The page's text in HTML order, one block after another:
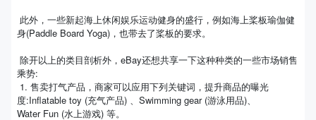
此外，一些新起海上休闲娱乐运动健身的盛行，例如海上桨板瑜伽健
身(Paddle Board Yoga)，也带去了桨板的要求。
除开以上的类目剖析外，eBay还想共享一下这种种类的一些市场销售
乘势:
1. 售卖打气产品，商家可以应用下列关键词，提升商品的曝光
度:Inflatable toy (充气产品) 、Swimming gear (游泳用品)、
Water Fun (水上游戏) 等。